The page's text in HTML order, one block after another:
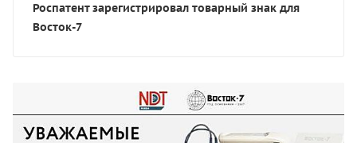
Роспатент зарегистрировал товарный знак для
Восток-7